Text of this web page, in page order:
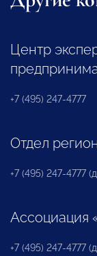
Центр
+7 (495) 247-4777
Отдел
+7 (495) 247-4777
+7 (495) 247-4777